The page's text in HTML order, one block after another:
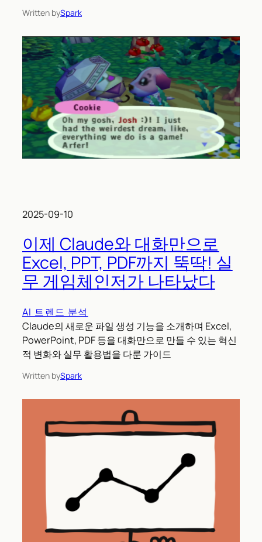
Written bySpark
2025-09-10
이제 Claude와 대화만으로
Excel, PPT, PDF까지 뚝딱! 실
무 게임체인저가 나타났다
AI 트렌드 분석
Claude의 새로운 파일 생성 기능을 소개하며 Excel,
PowerPoint, PDF 등을 대화만으로 만들 수 있는 혁신
적 변화와 실무 활용법을 다룬 가이드
Written bySpark